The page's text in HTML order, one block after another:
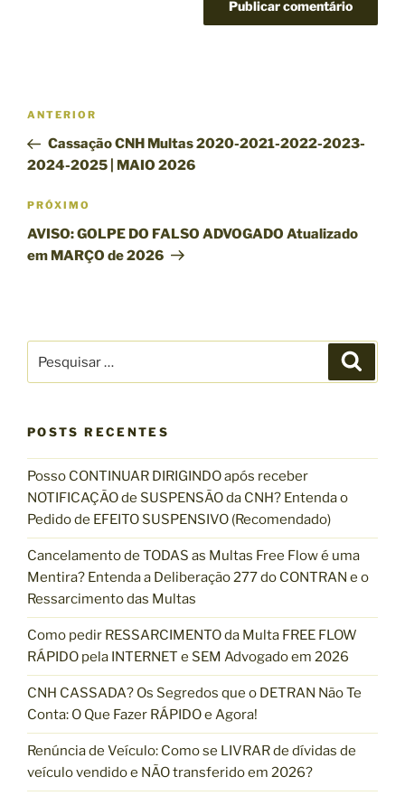
N
v
g
a
ç
P
s
t
P
o
s
a
n
ANTERIOR
Cassação CNH Multas 2020-2021-2022-2023-
2024-2025 | MAIO 2026
P
r
ó
o
o
t
PRÓXIMO
AVISO: GOLPE DO FALSO ADVOGADO Atualizado
em MARÇO de 2026
u
i
s
a
r
p
o
r
s
r
POSTS RECENTES
Posso CONTINUAR DIRIGINDO após receber
NOTIFICAÇÃO de SUSPENSÃO da CNH? Entenda o
Pedido de EFEITO SUSPENSIVO (Recomendado)
Cancelamento de TODAS as Multas Free Flow é uma
Mentira? Entenda a Deliberação 277 do CONTRAN e o
Ressarcimento das Multas
Como pedir RESSARCIMENTO da Multa FREE FLOW
RÁPIDO pela INTERNET e SEM Advogado em 2026
CNH CASSADA? Os Segredos que o DETRAN Não Te
Conta: O Que Fazer RÁPIDO e Agora!
Renúncia de Veículo: Como se LIVRAR de dívidas de
veículo vendido e NÃO transferido em 2026?